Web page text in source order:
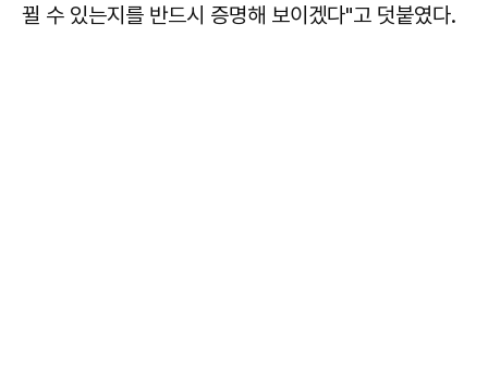
뀔 수 있는지를 반드시 증명해 보이겠다"고 덧붙였다.